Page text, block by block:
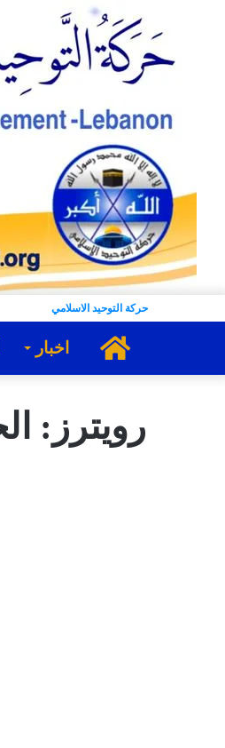
حركة التوحيد الاسلامي
الرئيسية
اخبار
رويترز: